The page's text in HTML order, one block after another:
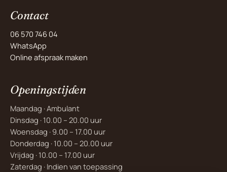
Contact
06 570 746 04
WhatsApp
Online afspraak maken
Openingstijden
Maandag · Ambulant
Dinsdag · 10.00 – 20.00 uur
Woensdag · 9.00 – 17.00 uur
Donderdag · 10.00 – 20.00 uur
Vrijdag · 10.00 – 17.00 uur
Zaterdag · Indien van toepassing